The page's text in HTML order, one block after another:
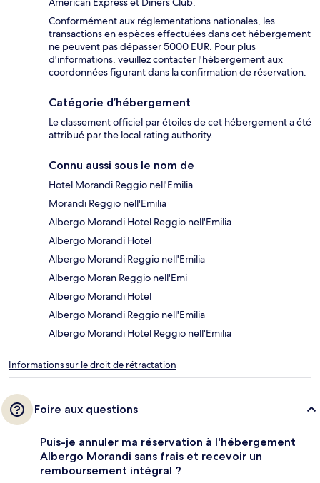
Conformément aux réglementations nationales, les
transactions en espèces effectuées dans cet hébergement
ne peuvent pas dépasser 5000 EUR. Pour plus
d'informations, veuillez contacter l'hébergement aux
coordonnées figurant dans la confirmation de réservation.
Catégorie d’hébergement
Le classement officiel par étoiles de cet hébergement a été
attribué par the local rating authority.
Connu aussi sous le nom de
Hotel Morandi Reggio nell'Emilia
Morandi Reggio nell'Emilia
Albergo Morandi Hotel Reggio nell'Emilia
Albergo Morandi Hotel
Albergo Morandi Reggio nell'Emilia
Albergo Moran Reggio nell'Emi
Albergo Morandi Hotel
Albergo Morandi Reggio nell'Emilia
Albergo Morandi Hotel Reggio nell'Emilia
Informations sur le droit de rétractation
Foire aux questions
Puis-je annuler ma réservation à l'hébergement
Albergo Morandi sans frais et recevoir un
remboursement intégral ?